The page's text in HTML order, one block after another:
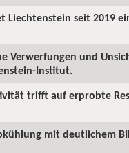
Liechtenstein seit 2019
Verwerfungen und
Institut.
trifft auf erprobte
mit deutlichem